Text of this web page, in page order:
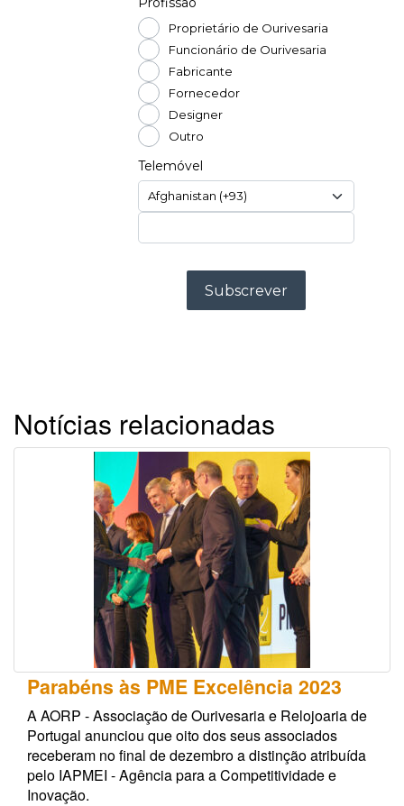
Notícias relacionadas
Parabéns às PME Excelência 2023
A AORP - Associação de Ourivesaria e Relojoaria de
Portugal anunciou que oito dos seus associados
receberam no final de dezembro a distinção atribuída
pelo IAPMEI - Agência para a Competitividade e
Inovação.